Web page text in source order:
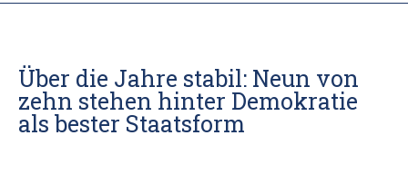
Über die Jahre stabil: Neun von
zehn stehen hinter Demokratie
als bester Staatsform